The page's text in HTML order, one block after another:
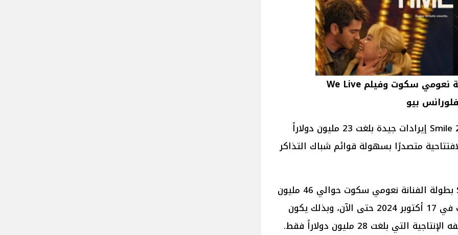
صورة أفيش أفلام Smile 2 بطولة نعومي سكوت وفيلم We Live
وبحسب موقع Variety حقق فيلم Smile 2 إيرادات جيدة بلغت 23 مليون دولاراً
متصدرًا بسهولة قوائم شباك التذاكر
ليبلغ إجمالي إيرادات فيلم Smile 2 بطولة الفنانة نعومي سكوت حوالي 46 مليون
دولاراً أمريكياً منذُ طرحه بالسينمات في 17 أكتوبر 2024 حتى الآن، وبذلك يكون
بلغت 28 مليون دولاراً فقط.